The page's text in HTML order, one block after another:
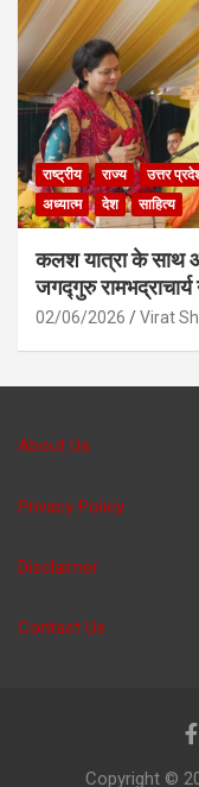
राष्ट्रीय राज्य उत्तर
अध्यात्म
देश साहित्य
कलश यात्रा के साथ
जगद्गुरु
02/06/2026 Virat
About Us
Privacy Policy
Disclaimer
Contact Us
Copyright ©